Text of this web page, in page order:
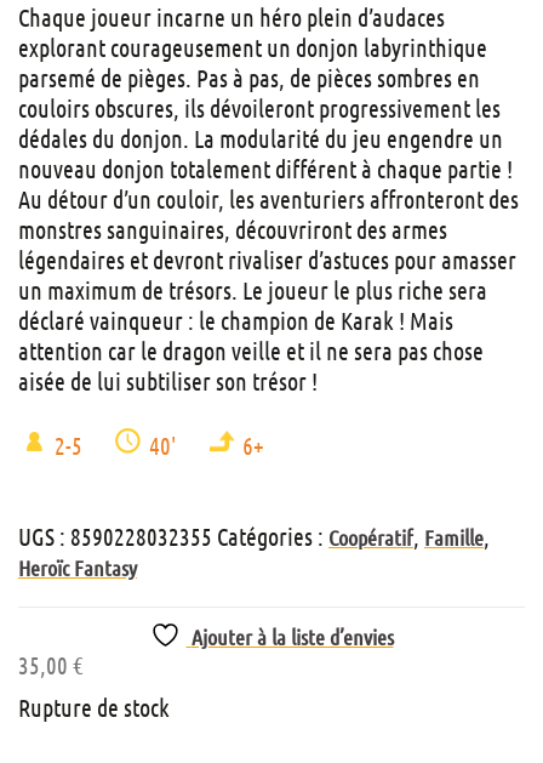
Chaque joueur incarne un héro plein d’audaces
explorant courageusement un donjon labyrinthique
parsemé de pièges. Pas à pas, de pièces sombres en
couloirs obscures, ils dévoileront progressivement les
dédales du donjon. La modularité du jeu engendre un
nouveau donjon totalement différent à chaque partie !
Au détour d’un couloir, les aventuriers affronteront des
monstres sanguinaires, découvriront des armes
légendaires et devront rivaliser d’astuces pour amasser
un maximum de trésors. Le joueur le plus riche sera
déclaré vainqueur : le champion de Karak ! Mais
attention car le dragon veille et il ne sera pas chose
aisée de lui subtiliser son trésor !
2-5 40' 6+
UGS : 8590228032355 Catégories : Coopératif, Famille
Heroïc Fantasy
Ajouter à la liste d’envies
35,00 €
Rupture de stock